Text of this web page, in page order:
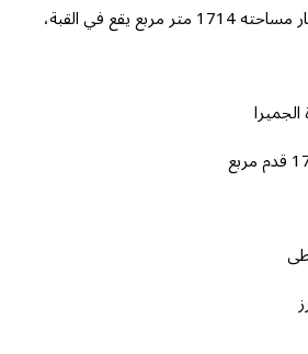
تقدم درفن العقارية للايجار مساحته 1714 متر مربع يقع في القبة،
الجميرا